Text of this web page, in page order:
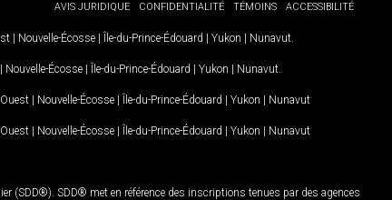
AVIS JURIDIQUE
CONFIDENTIALITÉ TÉMOINS ACCESSIBILITÉ
| Nouvelle-Écosse | Île-du-Prince-Édouard | Yukon | Nunavut
| Nouvelle-Écosse | Île-du-Prince-Édouard | Yukon | Nunavut
| Nouvelle-Écosse | Île-du-Prince-Édouard | Yukon | Nunavut
| Nouvelle-Écosse | Île-du-Prince-Édouard | Yukon | Nunavut
(SDD®). SDD® met en référence des inscriptions tenues par des agences